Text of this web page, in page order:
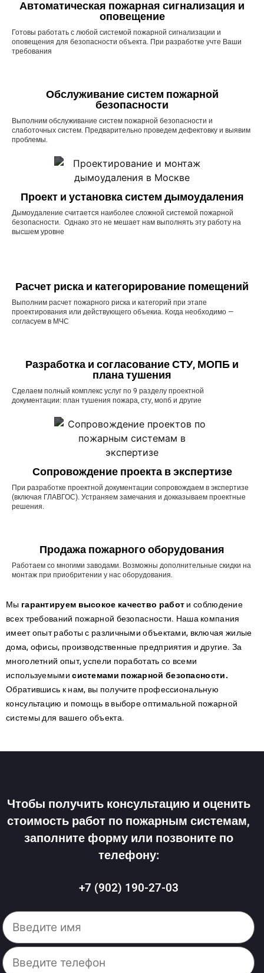
Автоматическая пожарная сигнализация и
оповещение
Готовы работать с любой системой пожарной сигнализации и
оповещения для безопасности объекта. При разработке учте Ваши
требования
Обслуживание систем пожарной
безопасности
Выполним обслуживание систем пожарной безопасности и
слаботочных систем. Предварительно проведем дефектовку и выявим
проблемы.
Проект и установка систем дымоудаления
Дымоудаление считается наиболее сложной системой пожарной
безопасности. Однако это не мешает нам выполнять эту работу на
высшем уровне
Расчет риска и категорирование помещений
Выполним расчет пожарного риска и категорий при этапе
проектирования или действующего объекиа. Когда необходимо —
согласуем в МЧС
Разработка и согласование СТУ, МОПБ и
плана тушения
Сделаем полный комплекс услуг по 9 разделу проектной
документации: план тушения пожара, сту, мопб и другие
Сопровождение проекта в экспертизе
При разработке проектной документации сопровождаем в экспертизе
(включая ГЛАВГОС). Устраняем замечания и докказываем проектные
решения.
Продажа пожарного оборудования
Работаем со многими заводами. Возможны дополнительные скидки на
монтаж при приобритении у нас оборудования.
Мы гарантируем высокое качество работ и соблюдение
всех требований пожарной безопасности. Наша компания
имеет опыт работы с различными объектами, включая жилые
дома, офисы, производственные предприятия и другие. За
многолетний опыт, успели поработать со всеми
используемымисистемами пожарной безопасности.
Обратившись к нам, вы получите профессиональную
консультацию и помощь в выборе оптимальной пожарной
системы для вашего объекта.
Чтобы получить консультацию и оценить
стоимость работ по пожарным системам,
заполните форму или позвоните по
телефону:
+7 (902) 190-27-03